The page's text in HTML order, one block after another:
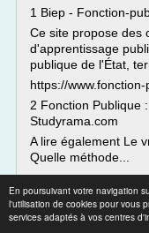
En poursuivant votre navigation
l'utilisation de cookies pour vous
services adaptés à vos centres
1 Biep - Fonction-
Ce site propose des
d'apprentissage
publique de l'État,
https://
2 Fonction Publique
Studyrama.com
A lire également Le
Quelle méthode...
Site :http://all-